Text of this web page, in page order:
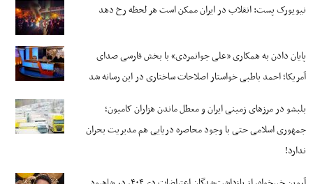
نیویورک پست: انقلاب در ایران ممکن است هر لحظه رخ دهد
پایان دادن به همکاری «علی جوانمردی» با بخش فارسی صدای
آمریکا؛ احمد باطبی خواستار اصلاحات ساختاری در این رسانه شد
بلبشو در مرزهای زمینی ایران و معطل ماندن هزاران کامیون؛
جمهوری اسلامی حتی با وجود محاصره دریایی هم مدیریت بحران
ندارد!